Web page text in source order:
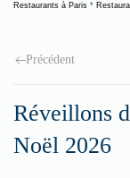
Restaurants à Paris *
Précédent
Réveillons
Noël 2026